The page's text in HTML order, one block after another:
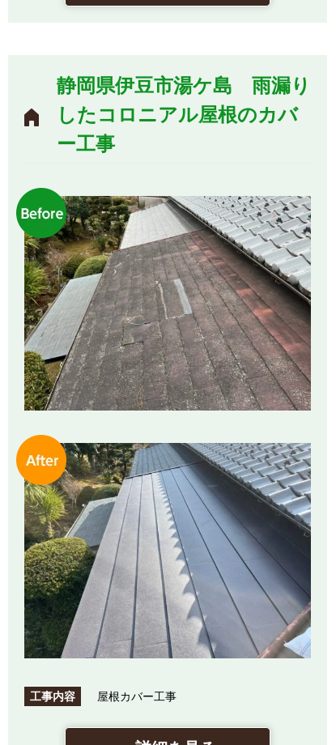
静岡県伊豆市湯ケ島 雨漏り
したコロニアル屋根のカバ
ー工事
工事内容 屋根カバー工事